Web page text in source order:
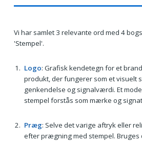
Vi har samlet 3 relevante ord med 4
'Stempel'.
Logo: Grafisk kendetegn for et
produkt, der fungerer som et visuelt
genkendelse og signalværdi. Et
stempel forstås som mærke og
Præg: Selve det varige aftryk eller
efter prægning med stempel. Bruges